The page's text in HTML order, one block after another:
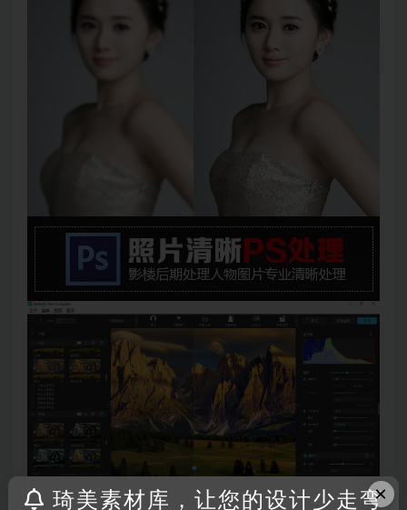
×
琦美素材库，让您的设计少走弯